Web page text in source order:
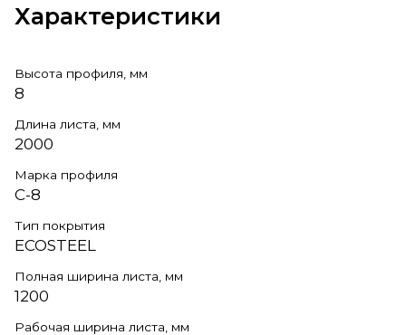
Характеристики
Высота профиля, мм
8
Длина листа, мм
2000
Марка профиля
С-8
Тип покрытия
ECOSTEEL
Полная ширина листа, мм
1200
Рабочая ширина листа, мм